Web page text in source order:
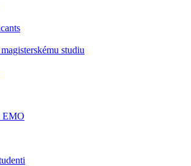
studiu
EMO